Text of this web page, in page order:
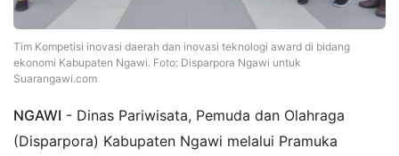
Tim Kompetisi inovasi daerah dan inovasi teknologi award di bidang
ekonomi Kabupaten Ngawi. Foto: Disparpora Ngawi untuk
Suarangawi.com
NGAWI - Dinas Pariwisata, Pemuda dan Olahraga
(Disparpora) Kabupaten Ngawi melalui Pramuka